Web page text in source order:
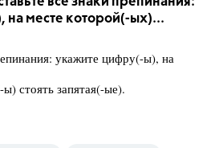
месте которой(-ых)...
укажите цифру(-ы), на
стоять запятая(-ые).